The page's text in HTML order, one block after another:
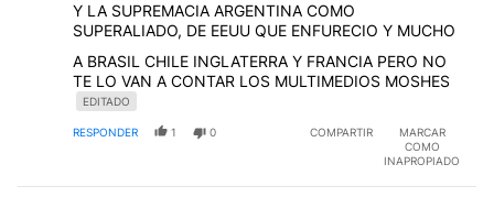
Y LA SUPREMACIA ARGENTINA COMO
SUPERALIADO, DE EEUU QUE ENFURECIO Y MUCHO
A BRASIL CHILE INGLATERRA Y FRANCIA PERO NO
TE LO VAN A CONTAR LOS MULTIMEDIOS MOSHES
EDITADO
RESPONDER 1 0 COMPARTIR
MARCAR
COMO
INAPROPIADO